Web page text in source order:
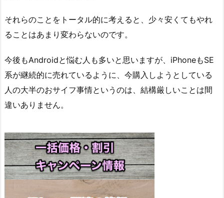
それらのことをトータル的に考えると、少々安くてもやれ
ることはあまり変わらないのです。
今後もAndroidと悩む人も多いと思いますが、iPhoneもSE
系が継続的に売れているように、今購入しようとしている
人の大半のおサイフ事情というのは、結構厳しいことは間
違いありません。